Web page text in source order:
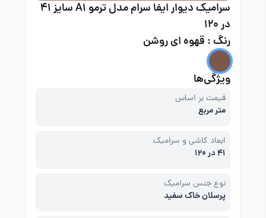
سرامیک دیوار ایفا سرام مدل ترمو A1 سایز 41
در 120
رنگ : قهوه ای روشن
ویژگی‌ها
قیمت بر اساس
متر مربع
ابعاد کاشی و سرامیک
41 در 120
نوع جنس سرامیک
پرسلان خاک سفید